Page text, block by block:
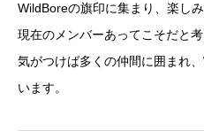
WildBoreの旗印に集まり、楽し
現在のメンバーあってこそだと考
気がつけば多くの仲間に囲まれ
います。